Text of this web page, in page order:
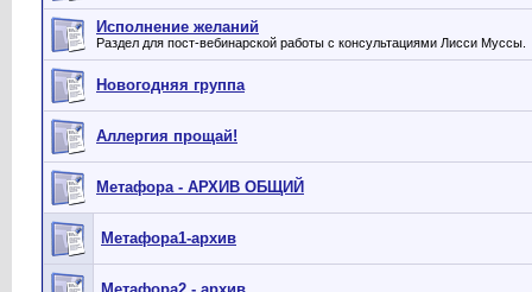
Исполнение желаний
Раздел для пост-вебинарской работы с консультациями Лисси Муссы.
Новогодняя группа
Аллергия прощай!
Метафора - АРХИВ ОБЩИЙ
Метафора1-архив